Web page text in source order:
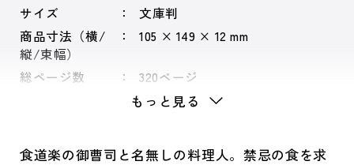
サイズ
文庫判
商品寸法（横/
縦/束幅）
105 × 149 × 12 mm
総ページ数 320ページ
もっと見る
食道楽の御曹司と名無しの料理人。禁忌の食を求